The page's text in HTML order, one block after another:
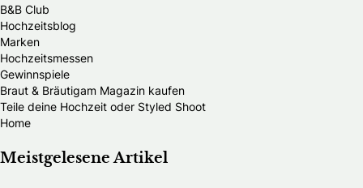
B&B Club
Hochzeitsblog
Marken
Hochzeitsmessen
Gewinnspiele
Braut & Bräutigam Magazin kaufen
Teile deine Hochzeit oder Styled Shoot
Home
Meistgelesene Artikel